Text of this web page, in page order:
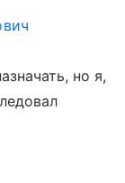
но я,